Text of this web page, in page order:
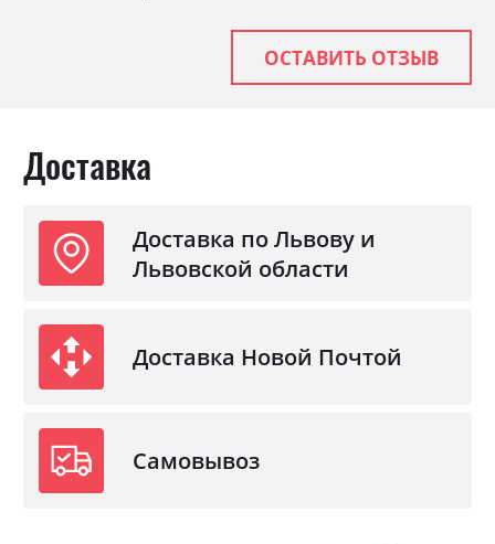
ОСТАВИТЬ ОТЗЫВ
Доставка
Доставка по Львову и
Львовской области
Доставка Новой Почтой
Самовывоз